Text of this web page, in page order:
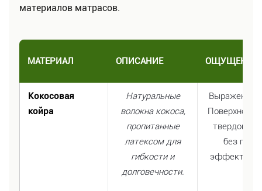
материалов матрасов.
МАТЕРИАЛ ОПИСАНИЕ ОЩУЩЕНИЯ
Кокосовая
койра
Натуральные
волокна кокоса,
пропитанные
латексом для
гибкости и
долговечности.
Выраженная
твердой и
без
эффекта и